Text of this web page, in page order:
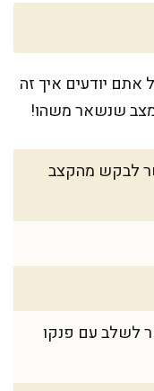
אבל אתם יודעים איך זה
מצב שנשאר משהו!
לבקש מהקצב
לשלב עם פנקו